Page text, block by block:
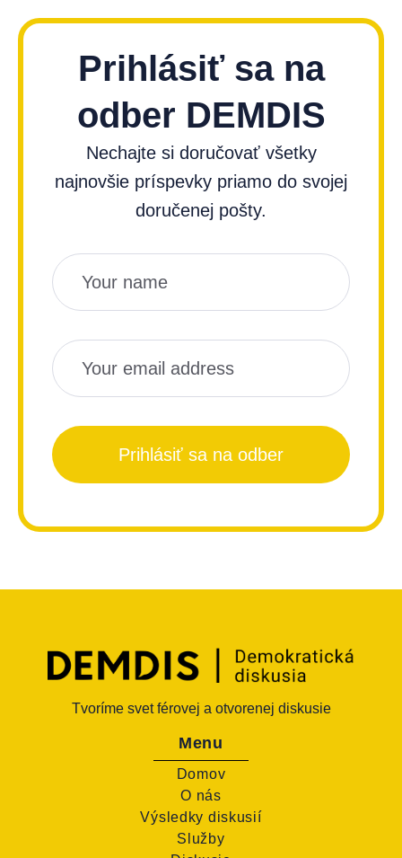
Prihlásiť sa na
odber DEMDIS
Nechajte si doručovať všetky
najnovšie príspevky priamo do svojej
doručenej pošty.
Názov
Email
Prihlásiť sa na odber
Tvoríme svet férovej a otvorenej diskusie
Menu
Domov
O nás
Výsledky diskusií
Služby